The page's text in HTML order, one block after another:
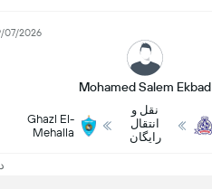
Mohamed Salem Ekbad
07/2026
نقل و
انتقال
رایگان
Ghazl El-
Mehalla